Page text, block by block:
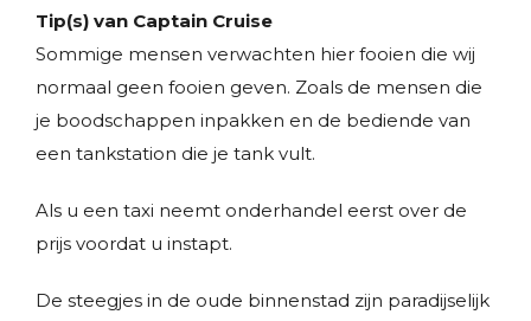
Tip(s) van Captain Cruise
Sommige mensen verwachten hier fooien die wij
normaal geen fooien geven. Zoals de mensen die
je boodschappen inpakken en de bediende van
een tankstation die je tank vult.
Als u een taxi neemt onderhandel eerst over de
prijs voordat u instapt.
De steegjes in de oude binnenstad zijn paradijselijk